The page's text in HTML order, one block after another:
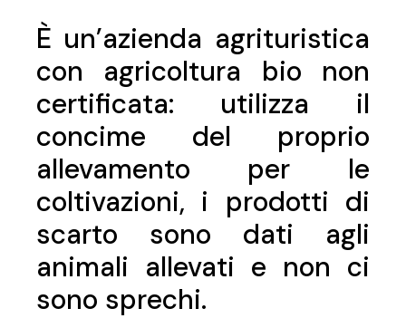
È un’azienda agrituristica
con agricoltura bio non
certificata: utilizza il
concime del proprio
allevamento per le
coltivazioni, i prodotti di
scarto sono dati agli
animali allevati e non ci
sono sprechi.